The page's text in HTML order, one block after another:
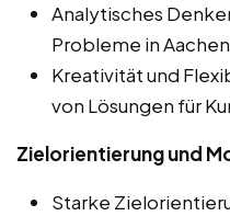
Analytisches
Probleme in
Kreativität und
von Lösungen für
Zielorientierung und
Starke